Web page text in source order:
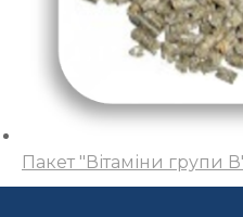
Пакет "Вітаміни групи